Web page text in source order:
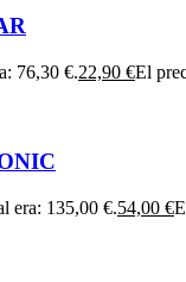
76,30 €.22,90 €El
era: 135,00 €.54,00 €